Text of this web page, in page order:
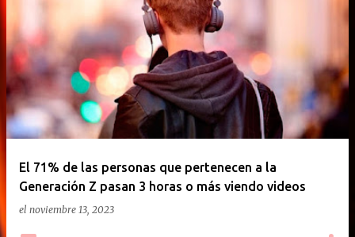
El 71% de las personas que pertenecen a la
Generación Z pasan 3 horas o más viendo videos
el noviembre 13, 2023